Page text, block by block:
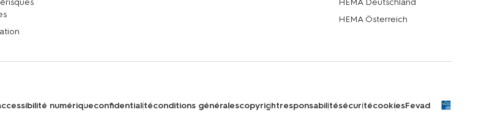
HEMA Österreich
numériqueconfidentialitéconditions généralescopyrightresponsabilitésécuritécookiesFevad